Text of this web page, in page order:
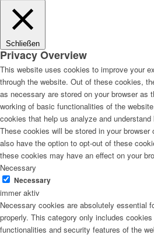
Schließen
Privacy Overview
This website uses cookies to improve your
through the website. Out of these cookies,
as necessary are stored on your browser as
working of basic functionalities of the
cookies that help us analyze and
These cookies will be stored in your
also have the option to opt-out of these
these cookies may have an effect on your
Necessary
Necessary
immer aktiv
Necessary cookies are absolutely essential
properly. This category only includes
functionalities and security features of the